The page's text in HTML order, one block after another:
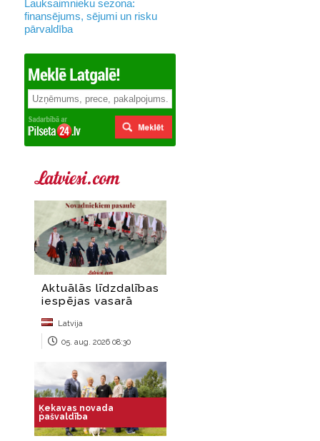
Lauksaimnieku sezona:
finansējums, sējumi un risku
pārvaldība